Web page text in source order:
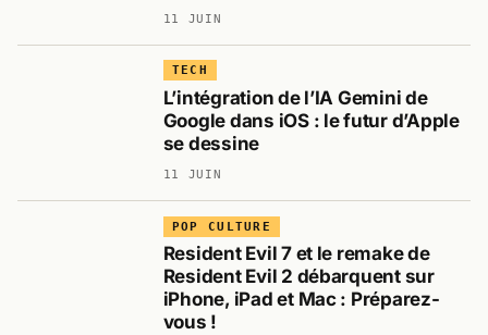
11 JUIN
TECH
L’intégration de l’IA Gemini de
Google dans iOS : le futur d’Apple
se dessine
11 JUIN
POP CULTURE
Resident Evil 7 et le remake de
Resident Evil 2 débarquent sur
iPhone, iPad et Mac : Préparez-
vous !